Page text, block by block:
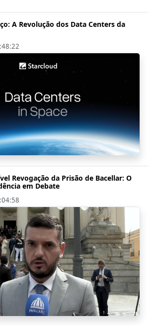
A Revolução dos Data Centers da
Revogação da Prisão de Bacellar: O
em Debate